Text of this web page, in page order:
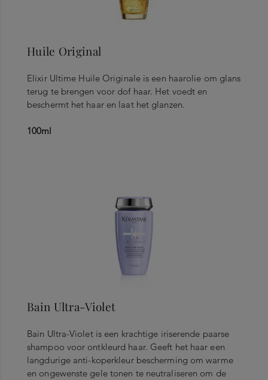
Huile Original
Elixir Ultime Huile Originale is een haarolie om glans
terug te brengen voor dof haar. Het voedt en
beschermt het haar en laat het glanzen.
100ml
Bain Ultra-Violet
Bain Ultra-Violet is een krachtige iriserende paarse
shampoo voor ontkleurd haar. Geeft het haar een
langdurige anti-koperkleur bescherming om warme
en ongewenste gele tonen te neutraliseren om de